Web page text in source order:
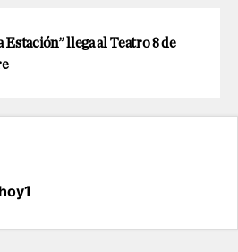
Estación” llega al Teatro 8 de